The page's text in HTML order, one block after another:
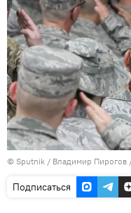
© Sputnik / Владимир Пирогов
Подписаться